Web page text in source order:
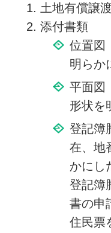
土地有償譲
添付書類
位置図
明らか
平面図
形状を
登記簿
在、地
かにし
登記簿
書の申
住民票